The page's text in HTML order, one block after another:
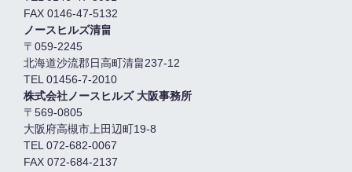
FAX 0146-47-5132
ノースヒルズ清畠
〒059-2245
北海道沙流郡日高町清畠237-12
TEL 01456-7-2010
株式会社ノースヒルズ 大阪事務所
〒569-0805
大阪府高槻市上田辺町19-8
TEL 072-682-0067
FAX 072-684-2137